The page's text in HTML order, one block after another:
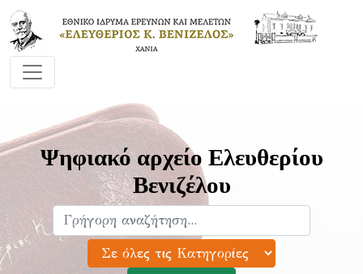
Ψηφιακό αρχείο Ελευθερίου
Βενιζέλου